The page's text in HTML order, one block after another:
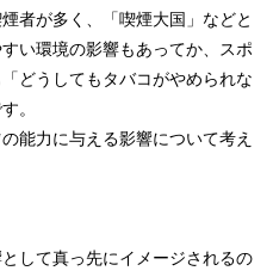
者が多く、「喫煙大国」などと
い環境の影響もあってか、スポ
どうしてもタバコがやめられな
。
能力に与える影響について考え
して真っ先にイメージされるの